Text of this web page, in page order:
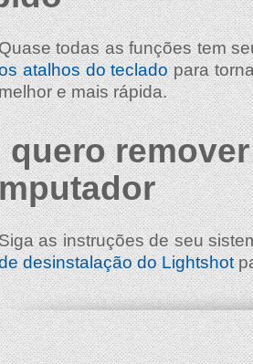
Quase todas as funções tem
atalhos do tecladopara
melhor e mais rápida.
quero
Siga as instruções de seu
desinstalação do Lightshot